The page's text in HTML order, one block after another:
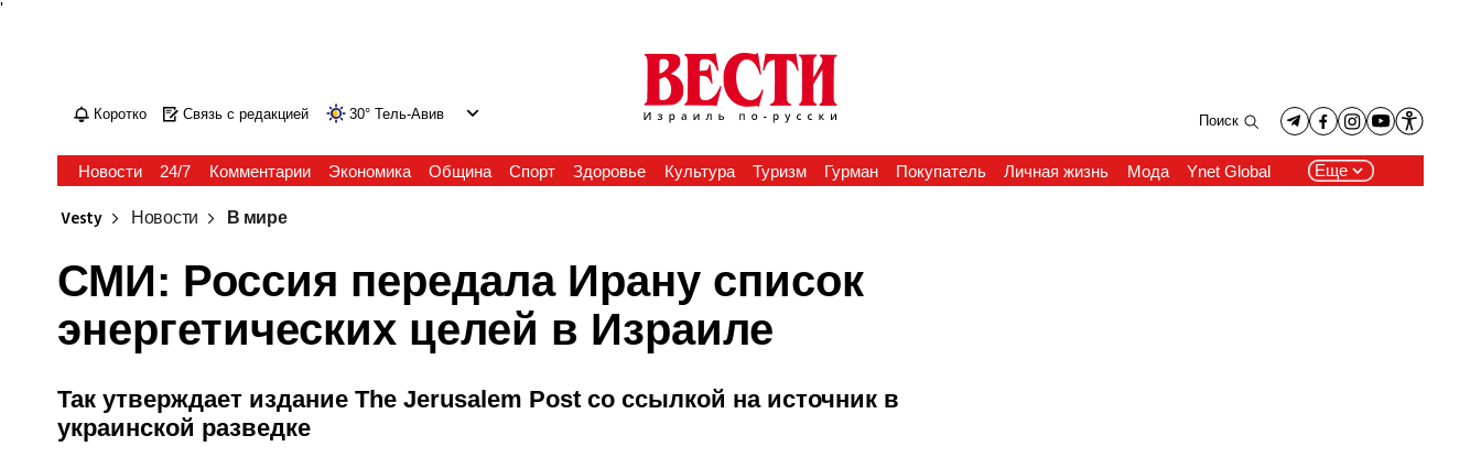
'
Коротко Связь с редакцией 30° Тель-Авив Поиск
Новости 24/7 Комментарии Экономика Община Спорт Здоровье Культура Туризм Гурман Покупатель Личная жизнь Мода Ynet Global Еще
Vesty Новости В мире
СМИ: Россия передала Ирану список
энергетических целей в Израиле
Так утверждает издание The Jerusalem Post со ссылкой на источник в
украинской разведке